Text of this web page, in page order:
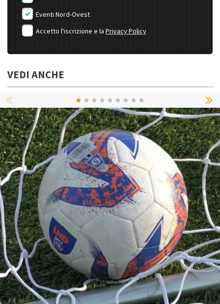
Eventi Nord-Ovest
Accetto l'iscrizione e la Privacy Policy
VEDI ANCHE